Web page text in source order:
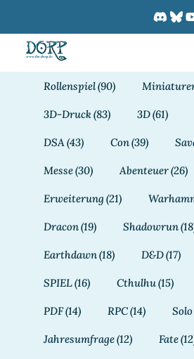
springen
Rollenspiel(90)
3D-Druck(83) 3D(61)
DSA (43) Con(39)
Messe(30) Abenteuer(26)
Erweiterung (21)
Dracon(19) Shadowrun
Earthdawn(18) D&D(17)
SPIEL(16) Cthulhu(15)
PDF(14) RPC(14) Solo
Jahresumfrage(12) Fate